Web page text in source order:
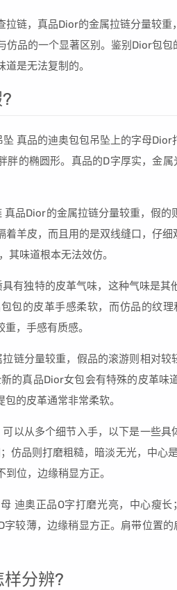
链，真品Dior的金属拉链分量较
仿品的一个显著区别。鉴别Dior包
是无法复制的。
真品的迪奥包包吊坠上的字母
胖的椭圆形。真品的D字厚实，金
品Dior的金属拉链分量较重，假
羊皮，而且用的是双线缝口，仔
其味道根本无法效仿。
有独特的皮革气味，这种气味是其
包的皮革手感柔软，而仿品的纹
，手感有质感。
链分量较重，假品的滚游则相对较
的真品Dior女包会有特殊的皮革味
的皮革通常非常柔软。
以从多个细节入手，以下是一些
仿品则打磨粗糙，暗淡无光，中心
位，边缘稍显方正。
迪奥正品O字打磨光亮，中心瘦
较薄，边缘稍显方正。肩带位置
分辨?